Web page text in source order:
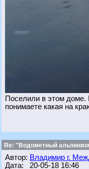
Поселили в этом доме.
понимаете какая на
Re: "Водометный
Автор: Владимир г.
Дата: 20-05-18 16:46